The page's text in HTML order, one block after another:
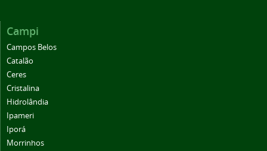
Campi
Campos Belos
Catalão
Ceres
Cristalina
Hidrolândia
Ipameri
Iporá
Morrinhos